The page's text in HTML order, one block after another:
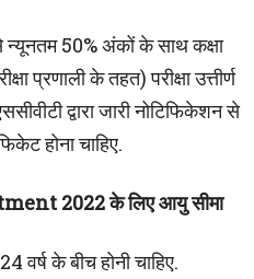
से न्यूनतम 50% अंकों के साथ कक्षा
प्रणाली के तहत) परीक्षा उत्तीर्ण
द्वारा जारी नोटिफिकेशन से
होना चाहिए.
2022 के लिए आयु सीमा
वर्ष के बीच होनी चाहिए.